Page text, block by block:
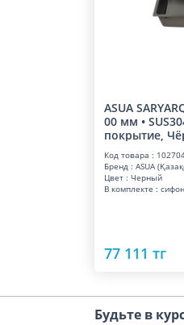
ASUA
00 мм •
покрытие,
Код товара :
Бренд : ASUA
Цвет : Черный
В комплекте : сифон
77 111 тг
Будьте в